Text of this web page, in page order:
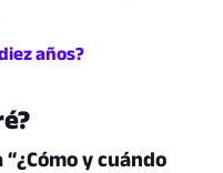
años?
y cuándo